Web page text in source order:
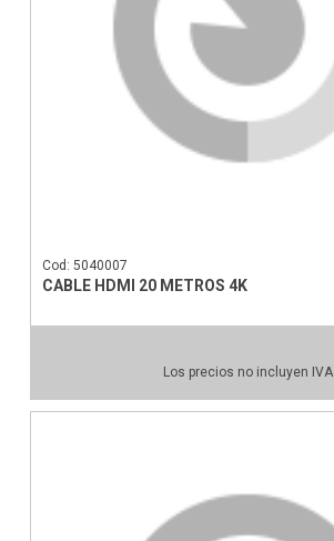
Cod: 5040007
CABLE HDMI 20 METROS 4K
Los precios no incluyen IVA